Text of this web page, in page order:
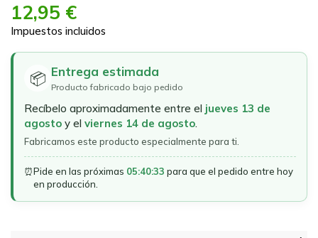
12,95 €
Impuestos incluidos
📦 Entrega estimada
Producto fabricado bajo pedido
Recíbelo aproximadamente entre el jueves 13 de
agosto y el viernes 14 de agosto.
Fabricamos este producto especialmente para ti.
⏰Pide en las próximas 05:40:33 para que el pedido entre hoy
en producción.